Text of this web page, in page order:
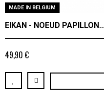
MADE IN BELGIUM
EIKAN - NOEUD PAPILLON...
49,90 €